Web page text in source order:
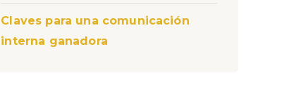
Claves para una comunicación
interna ganadora